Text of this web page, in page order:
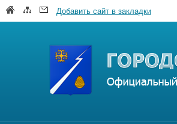
Добавить сайт в закладки